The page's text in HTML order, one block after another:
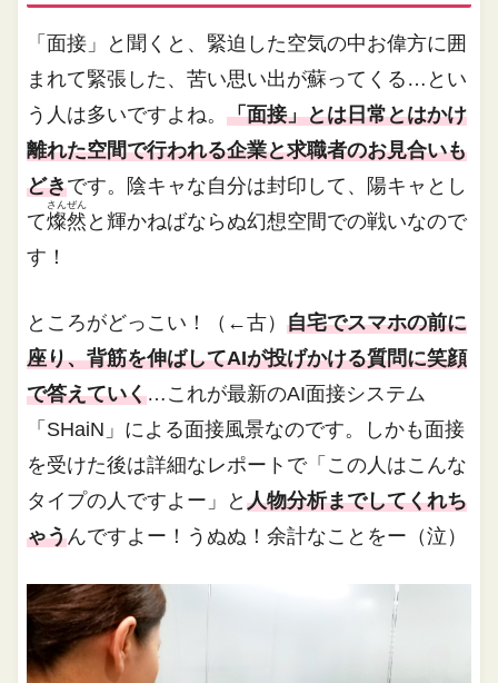
「面接」と聞くと、緊迫した空気の中お偉方に囲
まれて緊張した、苦い思い出が蘇ってくる…とい
う人は多いですよね。「面接」とは日常とはかけ
離れた空間で行われる企業と求職者のお見合いも
どきです。陰キャな自分は封印して、陽キャとし
て燦然
さんぜん
と輝かねばならぬ幻想空間での戦いなので
す！
ところがどっこい！（←古）自宅でスマホの前に
座り、背筋を伸ばしてAIが投げかける質問に笑顔
で答えていく…これが最新のAI面接システム
「SHaiN」による面接風景なのです。しかも面接
を受けた後は詳細なレポートで「この人はこんな
タイプの人ですよー」と人物分析までしてくれち
ゃうんですよー！うぬぬ！余計なことをー（泣）